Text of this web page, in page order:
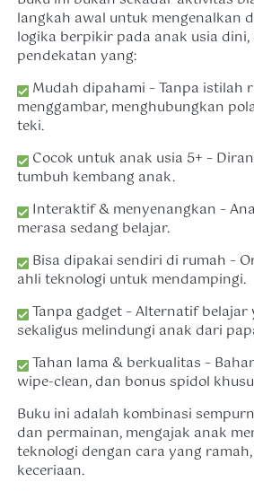
langkah awal untuk mengenalkan
logika berpikir pada anak usia dini,
pendekatan yang:
Mudah dipahami – Tanpa istilah
menggambar, menghubungkan
teki.
Cocok untuk anak usia 5+ –
tumbuh kembang anak.
Interaktif & menyenangkan –
merasa sedang belajar.
Bisa dipakai sendiri di rumah –
ahli teknologi untuk mendampingi.
Tanpa gadget – Alternatif
sekaligus melindungi anak dari
Tahan lama & berkualitas –
wipe-clean, dan bonus spidol
Buku ini adalah kombinasi
dan permainan, mengajak anak
teknologi dengan cara yang
keceriaan.